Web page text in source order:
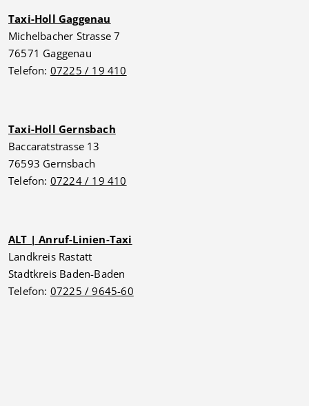
Taxi-Holl Gaggenau
Michelbacher Strasse 7
76571 Gaggenau
Telefon: 07225 / 19 410
Taxi-Holl Gernsbach
Baccaratstrasse 13
76593 Gernsbach
Telefon: 07224 / 19 410
ALT | Anruf-Linien-Taxi
Landkreis Rastatt
Stadtkreis Baden-Baden
Telefon: 07225 / 9645-60